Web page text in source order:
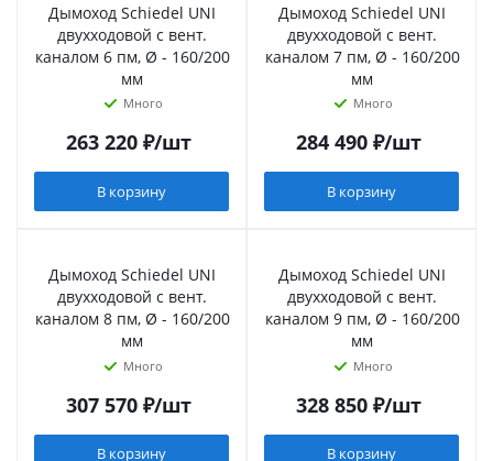
Дымоход Schiedel UNI
двухходовой с вент.
каналом 6 пм, Ø - 160/200
мм
Много
263 220₽/шт
В корзину
Дымоход Schiedel UNI
двухходовой с вент.
каналом 7 пм, Ø - 160/200
мм
Много
284 490₽/шт
В корзину
Дымоход Schiedel UNI
двухходовой с вент.
каналом 8 пм, Ø - 160/200
мм
Много
307 570₽/шт
В корзину
Дымоход Schiedel UNI
двухходовой с вент.
каналом 9 пм, Ø - 160/200
мм
Много
328 850₽/шт
В корзину